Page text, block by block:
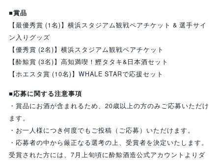
■賞品
【最優秀賞 (1名)】横浜スタジアム観戦ペアチケット & 選手サイ
ン入りグッズ
【優秀賞 (2名)】横浜スタジアム観戦ペアチケット
【酔鯨賞 (3名)】高知満喫！鰹タタキ&日本酒セット
【ホエスタ賞 (10名)】WHALE STARで応援セット
■応募に関する注意事項
・賞品にお酒が含まれるため、20歳以上の方のみご応募いただけ
ます。
・お一人様につき何度でもご投稿（ご応募）いただけます。
・応募者の中から厳正なる選考の上、受賞者を決定いたします。
受賞された方には、7月上旬頃に酔鯨酒造公式アカウントよりダ